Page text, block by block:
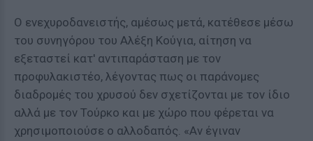
Ο ενεχυροδανειστής, αμέσως μετά, κατέθεσε μέσω
του συνηγόρου του Αλέξη Κούγια, αίτηση να
εξεταστεί κατ' αντιπαράσταση με τον
προφυλακιστέο, λέγοντας πως οι παράνομες
διαδρομές του χρυσού δεν σχετίζονται με τον ίδιο
αλλά με τον Τούρκο και με χώρο που φέρεται να
χρησιμοποιούσε ο αλλοδαπός. «Αν έγιναν